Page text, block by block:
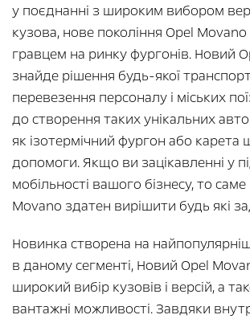
у поєднанні з широким вибором
кузова, нове покоління Opel
гравцем на ринку фургонів. Новий
знайде рішення будь-якої
перевезення персоналу і міських
до створення таких унікальних
як ізотермічний фургон або карета
допомоги. Якщо ви зацікавленні у
мобільності вашого бізнесу, то
Movano здатен вирішити будь які
Новинка створена на
в даному сегменті, Новий Opel
широкий вибір кузовів і версій, а
вантажні можливості. Завдяки